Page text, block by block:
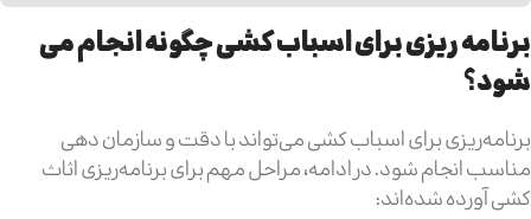
برنامه ریزی برای اسباب کشی چگونه انجام می
شود؟
برنامه‌ریزی برای اسباب کشی می‌تواند با دقت و سازمان دهی
مناسب انجام شود. در ادامه، مراحل مهم برای برنامه‌ریزی اثاث
کشی آورده شده‌اند: